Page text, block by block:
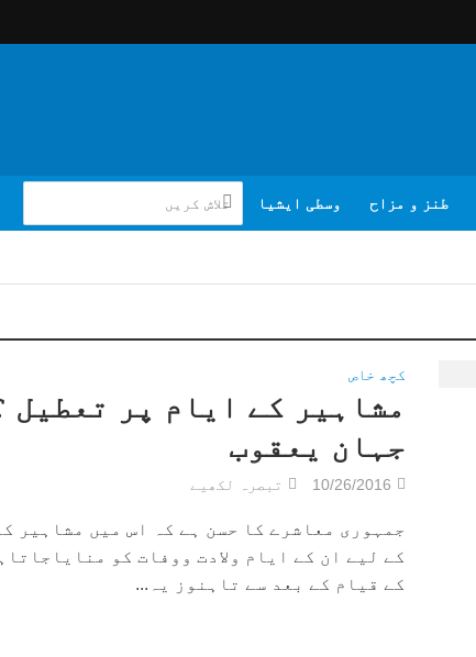
طنز و مزاح وسطی ایشیا
کچھ خاص
مشاہیر کے ایام پر تعطیل
جہان یعقوب
10/26/2016 تبصرہ لکھیے
جمہوری معاشرے کا حسن ہے کہ اس میں مشاہیر
کے لیے ان کے ایام ولادت ووفات کو
کے قیام کے بعد سے تاہنوز یہ...